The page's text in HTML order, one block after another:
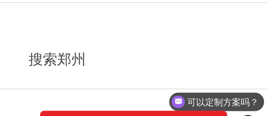
搜索郑州
可以定制方案吗？